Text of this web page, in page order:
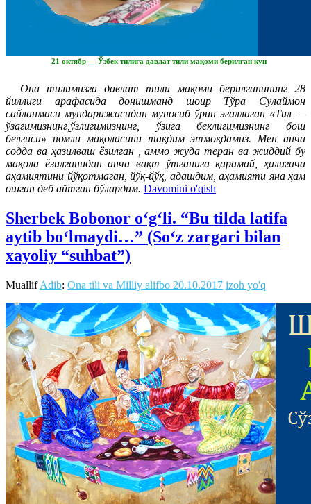
21 октябр — Ўзбек тилига давлат тили мақоми берилган кун
Она тилимизга давлат тили мақоми берилганининг 28
йиллиги арафасида донишманд шоир Тўра Сулаймон
сайланмаси мундарижасидан муносиб ўрин эгаллаган «Тил —
ўзагимизнинг,ўзлигимизнинг, ўзига беклигимизнинг бош
белгиси» номли мақоласини тақдим этмоқдамиз. Мен анча
содда ва ҳазилваш ёзилган , аммо жуда теран ва жиддий бу
мақола ёзилганидан анча вақт ўтганига қарамай, ҳалигача
аҳамиятини йўқотмаган, йўқ-йўқ, адашдим, аҳамияти яна ҳам
ошган деб айтган бўлардим. Davomini o'qish
Sherbek Bobonor o‘g‘li. “Bu tilda latifa
aytib bo‘lmaydi…” (So‘z zargari bilan
xayoliy “suhbat”)
MuallifAdib: Ona tili va Milliy alifbo 20.10.2017 izoh yo'q